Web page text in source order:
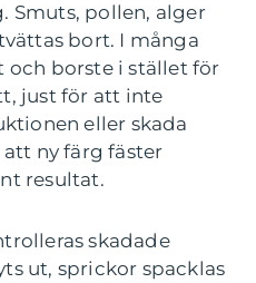
Smuts, pollen, alger
bort. I många
och borste i stället för
just för att inte
eller skada
ny färg fäster
resultat.
skadade
ut, sprickor spacklas